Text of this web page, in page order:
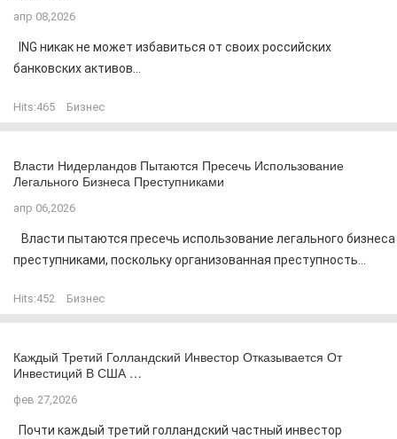
апр 08,2026
ING никак не может избавиться от своих российских
банковских активов...
Hits:465 Бизнес
Власти Нидерландов Пытаются Пресечь Использование
Легального Бизнеса Преступниками
апр 06,2026
Власти пытаются пресечь использование легального бизнеса
преступниками, поскольку организованная преступность...
Hits:452 Бизнес
Каждый Третий Голландский Инвестор Отказывается От
Инвестиций В США …
фев 27,2026
Почти каждый третий голландский частный инвестор